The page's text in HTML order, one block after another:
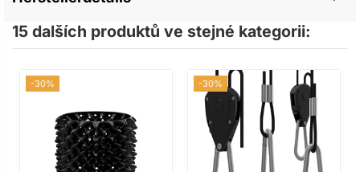
15 dalších produktů ve stejné kategorii:
-30% -30%